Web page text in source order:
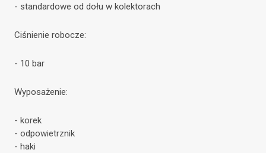
- standardowe od dołu w kolektorach
Ciśnienie robocze:
- 10 bar
Wyposażenie:
- korek
- odpowietrznik
- haki